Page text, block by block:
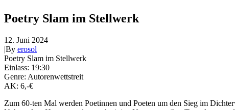
Poetry Slam im Stellwerk
12. Juni 2024
|By erosol
Poetry Slam im Stellwerk
Einlass: 19:30
Genre: Autorenwettstreit
AK: 6,-€
Zum 60-ten Mal werden Poetinnen und Poeten um den Sieg im